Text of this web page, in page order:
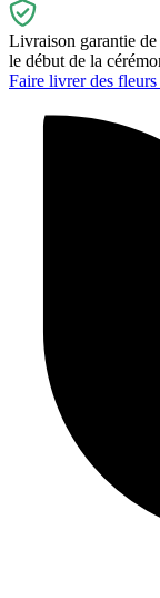
Livraison garantie de
le début de la
Faire livrer des fleurs